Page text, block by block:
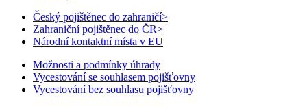
Český pojištěnec do zahraničí>
Zahraniční pojištěnec do ČR>
Národní kontaktní místa v EU
Možnosti a podmínky úhrady
Vycestování se souhlasem pojišťovny
Vycestování bez souhlasu pojišťovny